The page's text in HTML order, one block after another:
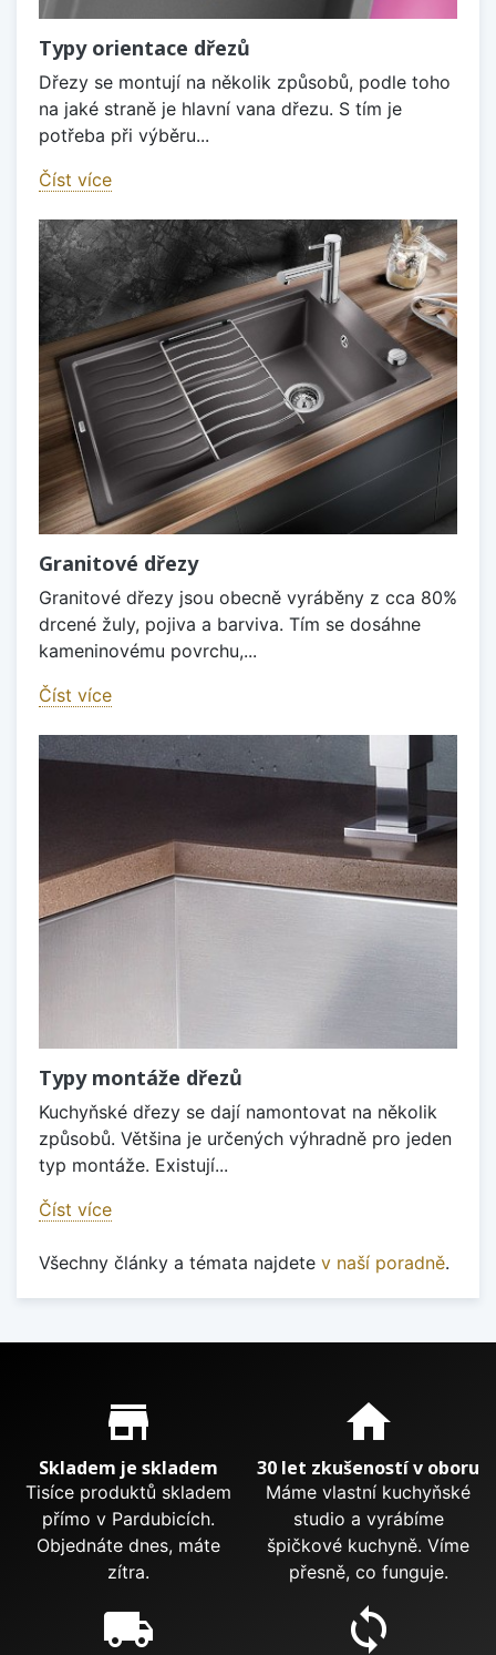
Typy orientace dřezů
Dřezy se montují na několik způsobů, podle toho
na jaké straně je hlavní vana dřezu. S tím je
potřeba při výběru...
Číst více
Granitové dřezy
Granitové dřezy jsou obecně vyráběny z cca 80%
drcené žuly, pojiva a barviva. Tím se dosáhne
kameninovému povrchu,...
Číst více
Typy montáže dřezů
Kuchyňské dřezy se dají namontovat na několik
způsobů. Většina je určených výhradně pro jeden
typ montáže. Existují...
Číst více
Všechny články a témata najdete v naší poradně.
Proč nakupovat u nás?
store_mall_directory
Skladem je skladem
Tisíce produktů skladem
přímo v Pardubicích.
Objednáte dnes, máte
zítra.
home
30 let zkušeností v oboru
Máme vlastní kuchyňské
studio a vyrábíme
špičkové kuchyně. Víme
přesně, co funguje.
local_shipping sync